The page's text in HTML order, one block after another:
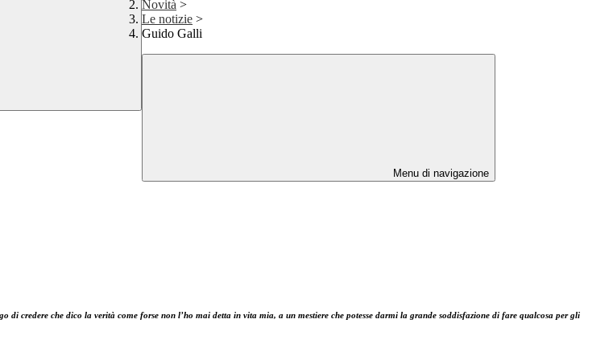
Novità >
Le notizie >
Guido Galli
Menu di navigazione
credere che dico la verità come forse non l’ho mai detta in vita mia, a un mestiere che potesse darmi la grande soddisfazione di fare qualcosa per gli